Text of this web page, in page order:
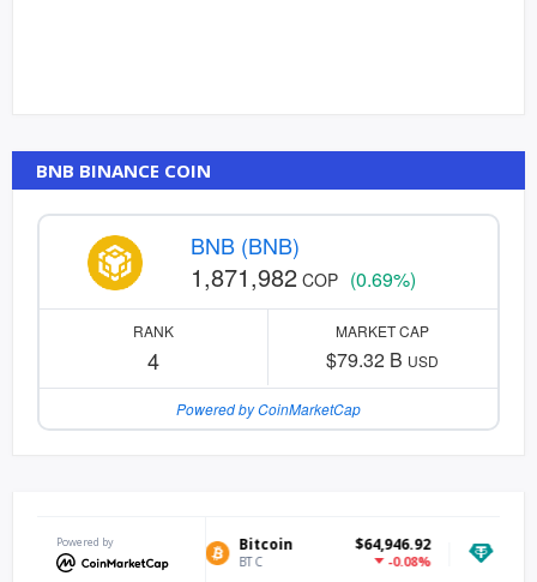
BNB BINANCE COIN
BNB (BNB)
1,871,982 COP (0.69%)
RANK
4
MARKET CAP
$79.32 B USD
Powered by CoinMarketCap
Powered by Bitcoin $64,946.92
BTC
Tether USDt
USDT